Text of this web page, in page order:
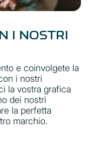
I NOSTRI
e coinvolgete la
i nostri
la vostra grafica
dei nostri
la perfetta
marchio.